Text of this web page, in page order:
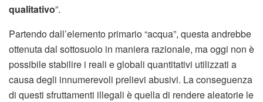
qualitativo”.
Partendo dall’elemento primario “acqua”, questa andrebbe
ottenuta dal sottosuolo in maniera razionale, ma oggi non è
possibile stabilire i reali e globali quantitativi utilizzati a
causa degli innumerevoli prelievi abusivi. La conseguenza
di questi sfruttamenti illegali è quella di rendere aleatorie le